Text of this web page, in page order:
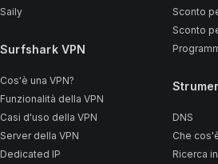
Saily
Surfshark VPN
Cos'è una VPN?
Funzionalità della VPN
Casi d'uso della VPN
Server della VPN
Dedicated IP
Sconto
Sconto
DNS
Che
Ricerca